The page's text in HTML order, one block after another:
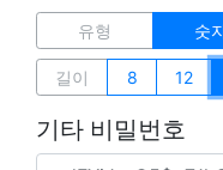
유형 숫
길이 8 12
기타 비밀번호